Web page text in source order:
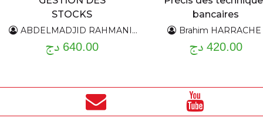
bancaires
Brahim HARRACHE
420.00 دج
STOCKS
ABDELMADJID RAHMANI - FAOUZI GHIDOUCHE
640.00 دج